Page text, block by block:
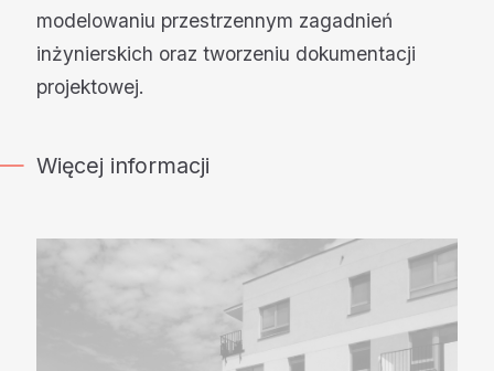
modelowaniu przestrzennym zagadnień
inżynierskich oraz tworzeniu dokumentacji
projektowej.
Więcej informacji